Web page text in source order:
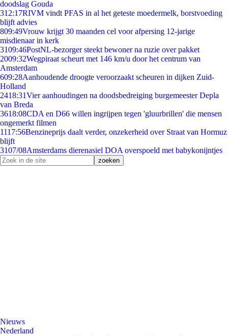
doodslag Gouda
312:17RIVM vindt PFAS in al het geteste moedermelk, borstvoeding
blijft advies
809:49Vrouw krijgt 30 maanden cel voor afpersing 12-jarige
misdienaar in kerk
3109:46PostNL-bezorger steekt bewoner na ruzie over pakket
2009:32Wegpiraat scheurt met 146 km/u door het centrum van
Amsterdam
609:28Aanhoudende droogte veroorzaakt scheuren in dijken Zuid-
Holland
2418:31Vier aanhoudingen na doodsbedreiging burgemeester Depla
van Breda
3618:08CDA en D66 willen ingrijpen tegen 'gluurbrillen' die mensen
ongemerkt filmen
1117:56Benzineprijs daalt verder, onzekerheid over Straat van Hormuz
blijft
3107/08Amsterdams dierenasiel DOA overspoeld met babykonijntjes
Nieuws
Nederland